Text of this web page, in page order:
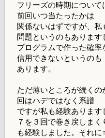
フリーズの時期につい
前回いつ当たったかは
関係ないはずですが、
問題というのもあります
プログラムで作った確
信用できないというのも
あります。
ただ薄いところが続くの
回はハデではなく系譜
ですが私も経験ありま
７を３回で巻き戻しまく
も経験しました。それ